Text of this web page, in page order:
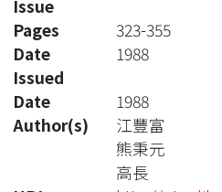
Issue
Pages
323-355
Date
Issued
1988
Date
1988
Author(s)
江豐富
熊秉元
高長